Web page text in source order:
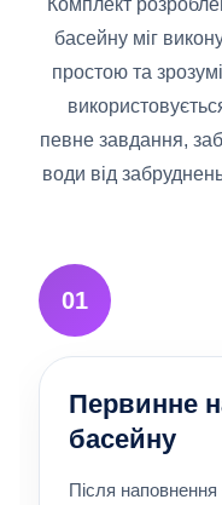
басейну міг
простою та
певне завдання,
води від
01
Первинне
басейну
Після